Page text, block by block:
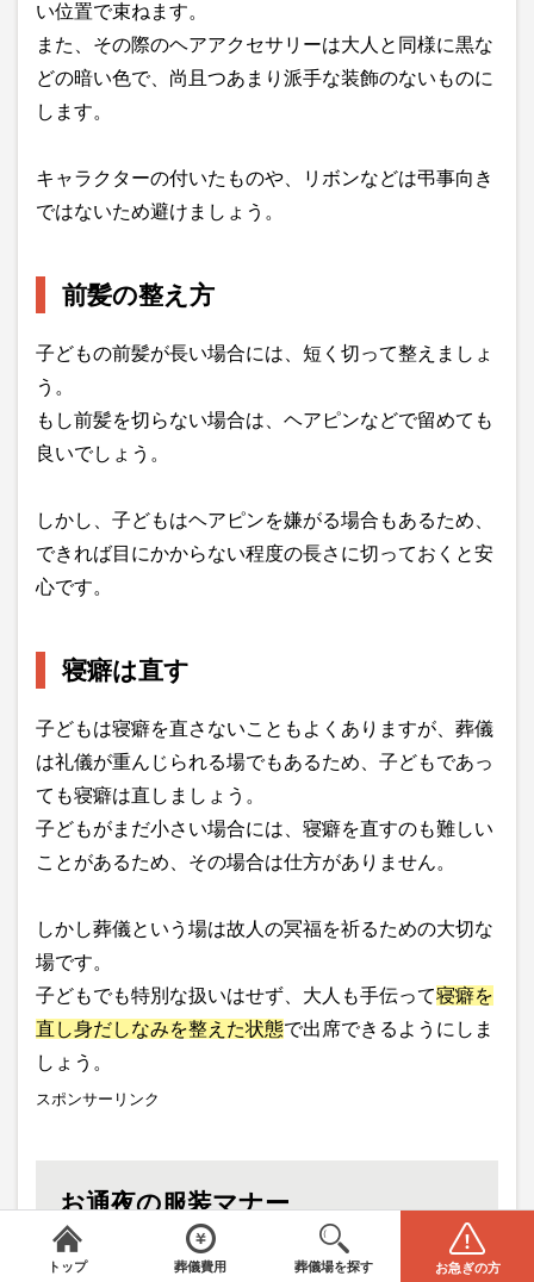
い位置で束ねます。
また、その際のヘアアクセサリーは大人と同様に黒な
どの暗い色で、尚且つあまり派手な装飾のないものに
します。
キャラクターの付いたものや、リボンなどは弔事向き
ではないため避けましょう。
前髪の整え方
子どもの前髪が長い場合には、短く切って整えましょ
う。
もし前髪を切らない場合は、ヘアピンなどで留めても
良いでしょう。
しかし、子どもはヘアピンを嫌がる場合もあるため、
できれば目にかからない程度の長さに切っておくと安
心です。
寝癖は直す
子どもは寝癖を直さないこともよくありますが、葬儀
は礼儀が重んじられる場でもあるため、子どもであっ
ても寝癖は直しましょう。
子どもがまだ小さい場合には、寝癖を直すのも難しい
ことがあるため、その場合は仕方がありません。
しかし葬儀という場は故人の冥福を祈るための大切な
場です。
子どもでも特別な扱いはせず、大人も手伝って寝癖を
直し身だしなみを整えた状態で出席できるようにしま
しょう。
スポンサーリンク
お通夜の服装マナー
トップ 葬儀費用 葬儀場を探す
全国から葬儀場を探す
お急ぎの方
みんなが選んだお葬式 は葬儀場・葬儀社をご案内／
電話をかける(無料) 資料請求